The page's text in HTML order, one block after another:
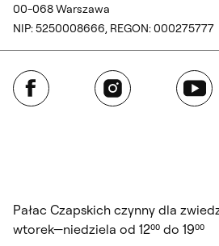
00-068 Warszawa
NIP: 5250008666, REGON: 000275777
Facebook Instagram YouTube
Pałac Czapskich czynny dla
wtorek—niedziela od 12⁰⁰ do 19⁰⁰